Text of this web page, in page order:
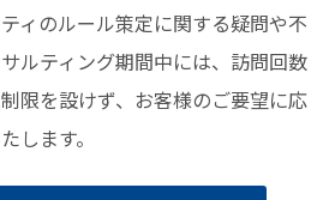
ィのルール策定に関する疑問や不
ルティング期間中には、訪問回数
限を設けず、お客様のご要望に応
します。